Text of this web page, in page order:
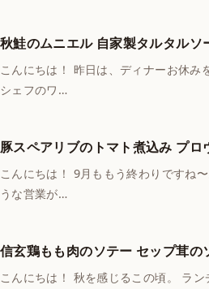
秋鮭のムニエル 自家製タルタルソ
こんにちは！ 昨日は、ディナーお休み
シェフのワ…
豚スペアリブのトマト煮込み プロ
こんにちは！ 9月ももう終わりですね
うな営業が…
信玄鶏もも肉のソテー セップ茸の
こんにちは！ 秋を感じるこの頃。 ラ